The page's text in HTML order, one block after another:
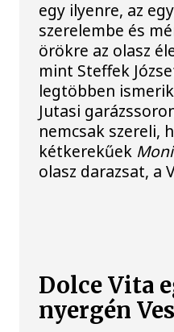
egy ilyenre, az
szerelembe és
örökre az olasz
mint Steffek
legtöbben
Jutasi
nemcsak szereli,
kétkerekűek
olasz darazsat, a
Dolce Vita
nyergén